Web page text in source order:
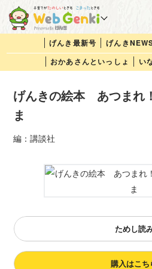
げんき最新号 げんき
おかあさんといっしょ
い
げんきの絵本 あつま
ま
編：講談社
ためし読
購入はこち